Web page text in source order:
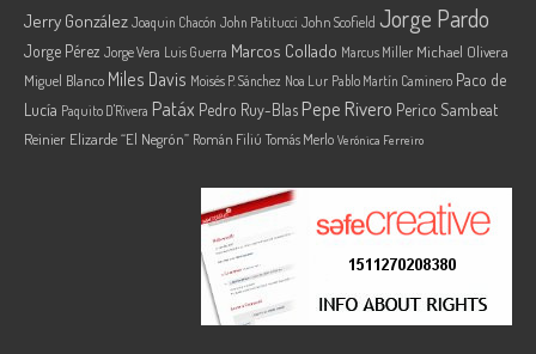
Jerry González Joaquin Chacón John Patitucci John Scofield Jorge Pardo
Jorge Pérez Jorge Vera Luis Guerra Marcos Collado Marcus Miller Michael Olivera
Miguel Blanco Miles Davis Moisés P. Sánchez Noa Lur Pablo Martín Caminero Paco de
Lucía Paquito D'Rivera Patáx Pedro Ruy-Blas Pepe Rivero Perico Sambeat
Reinier Elizarde “El Negrón” Román Filiú Tomás Merlo Verónica Ferreiro